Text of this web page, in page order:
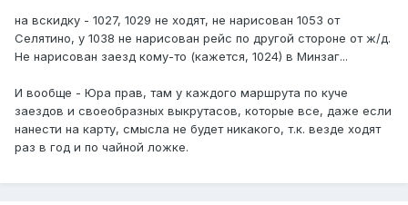
на вскидку - 1027, 1029 не ходят, не нарисован 1053 от
Селятино, у 1038 не нарисован рейс по другой стороне от ж/д.
Не нарисован заезд кому-то (кажется, 1024) в Минзаг...
И вообще - Юра прав, там у каждого маршрута по куче
заездов и своеобразных выкрутасов, которые все, даже если
нанести на карту, смысла не будет никакого, т.к. везде ходят
раз в год и по чайной ложке.